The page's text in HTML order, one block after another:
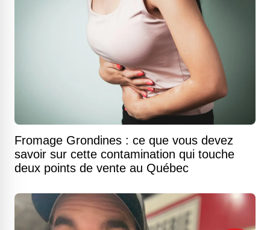
Fromage Grondines : ce que vous devez
savoir sur cette contamination qui touche
deux points de vente au Québec